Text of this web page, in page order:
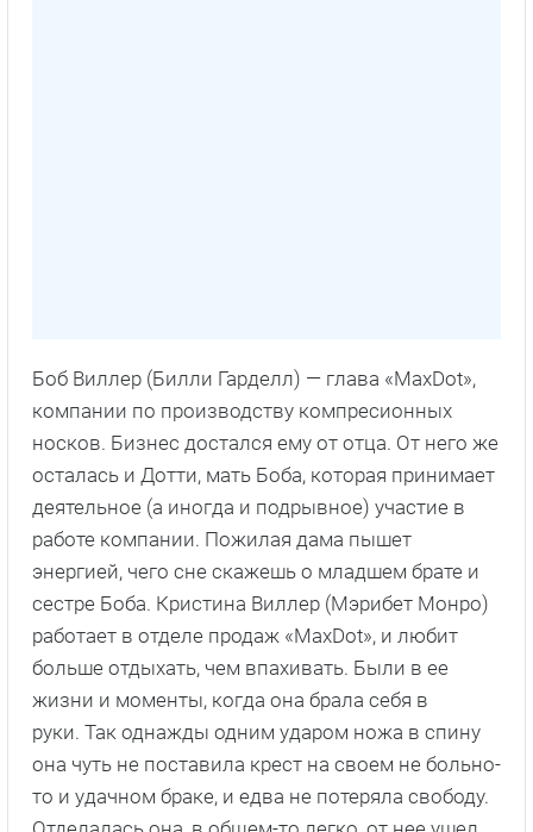
Боб Виллер (Билли Гарделл) — глава «MaxDot»,
компании по производству компресионных
носков. Бизнес достался ему от отца. От него же
осталась и Дотти, мать Боба, которая принимает
деятельное (а иногда и подрывное) участие в
работе компании. Пожилая дама пышет
энергией, чего cне скажешь о младшем брате и
сестре Боба. Кристина Виллер (Мэрибет Монро)
работает в отделе продаж «MaxDot», и любит
больше отдыхать, чем впахивать. Были в ее
жизни и моменты, когда она брала себя в
руки. Так однажды одним ударом ножа в спину
она чуть не поставила крест на своем не больно-
то и удачном браке, и едва не потеряла свободу.